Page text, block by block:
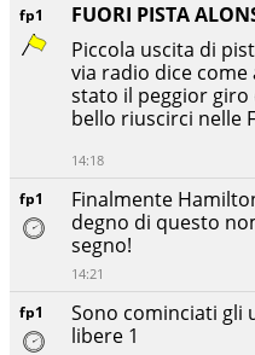
fp1
Sono cominciati gli
libere 1
fp1
Finalmente
degno di questo
segno!
14:21
fp1
FUORI PISTA
Piccola uscita di
via radio dice come
stato il peggior giro
bello riuscirci nelle
14:18